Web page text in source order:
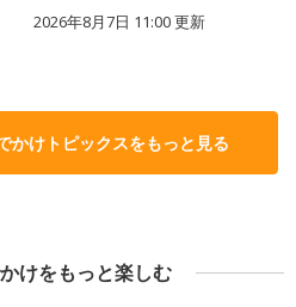
2026年8月7日 11:00更新
かけトピックスをもっと見る
けをもっと楽しむ